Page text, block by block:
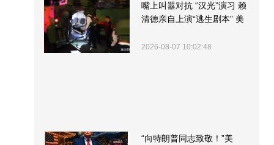
嘴上叫嚣对抗 “汉光”演习 赖
清德亲自上演“逃生剧本” 美
2026-08-07 10:02:48
“向特朗普同志致敬！”美